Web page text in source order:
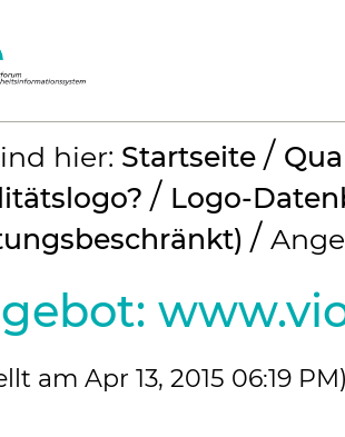
hier: Startseite /
/ Logo-
/
am Apr 13, 2015 06:19